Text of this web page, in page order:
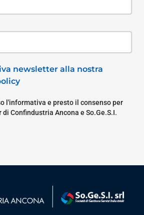
newsletter alla nostra
l'informativa e presto il consenso per
Confindustria Ancona e So.Ge.S.I.